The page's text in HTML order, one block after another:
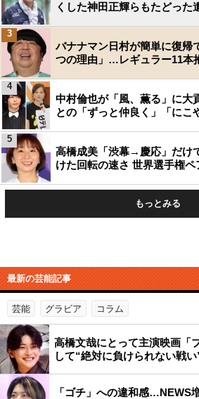
くした神田正輝らもたどった
バナナマン日村が簡単に復帰
つの理由」…レギュラー11本
3
中村倫也が「風、薫る」に
との「ずっと仲良く」「にこ
4
高橋成美「渋幕→慶応」だけ
けた回転の速さ 世界選手権
5
もっとみる
最新の芸能記事
芸能 グラビア コラム
高橋文哉にとって主演映画「
して“絶対に負けられない戦
「ゴチ」への違和感…NEWS